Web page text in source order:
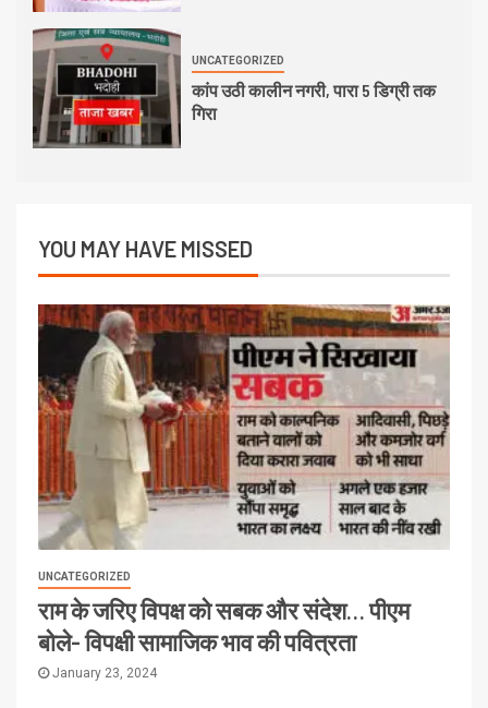
UNCATEGORIZED
कांप उठी कालीन नगरी, पारा 5 डिग्री तक
गिरा
YOU MAY HAVE MISSED
UNCATEGORIZED
राम के जरिए विपक्ष को सबक और संदेश… पीएम
बोले- विपक्षी सामाजिक भाव की पवित्रता
January 23, 2024